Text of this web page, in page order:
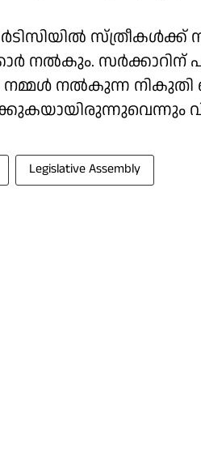
സ്ത്രീകൾക്ക്
നൽകും. സർക്കാറിന്
നമ്മൾ നൽകുന്ന നികുതി
Legislative Assembly